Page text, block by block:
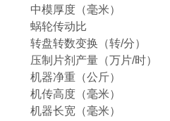
中模厚度 （毫米）
蜗轮传动比
转盘转数变换 （转/分）
压制片剂产量 （万片/时
机器净重 （公斤）
机传高度 （毫米）
机器长宽 （毫米）